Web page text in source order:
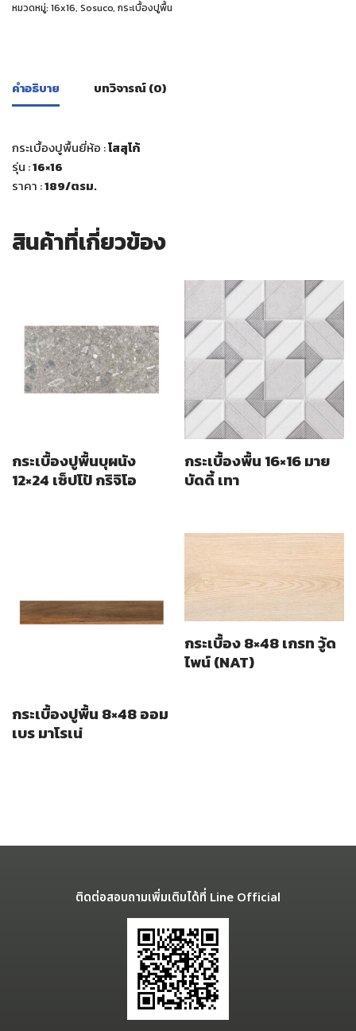
หมวดหมู่: 16x16, Sosuco, กระเบื้องปูพื้น
คำอธิบาย บทวิจารณ์ (0)
กระเบื้องปูพื้นยี่ห้อ :โสสุโก้
รุ่น :16×16
ราคา :189/ตรม.
สินค้าที่เกี่ยวข้อง
กระเบื้องปูพื้นบุผนัง
12×24 เซ็ปโป้ กริจิโอ
กระเบื้องพื้น 16×16 มาย
บัดดี้ เทา
กระเบื้องปูพื้น 8×48 ออม
เบร มาโรเน่
กระเบื้อง 8×48 เกรท วู้ด
ไพน์ (NAT)
ติดต่อสอบถามเพิ่มเติมได้ที่ Line Official